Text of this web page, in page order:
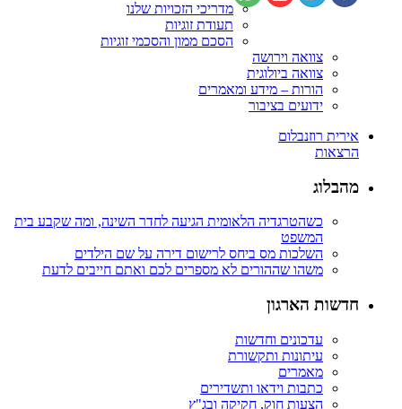
מדריכי הזכויות שלנו
תעודת זוגיות
הסכם ממון והסכמי זוגיות
צוואה וירושה
צוואה ביולוגית
הורות – מידע ומאמרים
ידועים בציבור
אירית רוזנבלום
הרצאות
מהבלוג
כשהטרגדיה הלאומית הגיעה לחדר השינה, ומה שקבע בית
המשפט
השלכות מס ביחס לרישום דירה על שם הילדים
משהו שההורים לא מספרים לכם ואתם חייבים לדעת
חדשות הארגון
עדכונים וחדשות
עיתונות ותקשורת
מאמרים
כתבות וידאו ותשדירים
הצעות חוק, חקיקה ובג"ץ